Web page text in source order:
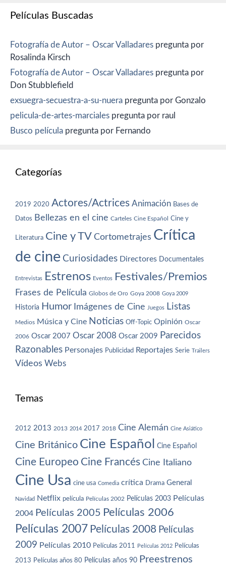
Películas Buscadas
Fotografía de Autor – Oscar Valladares pregunta por
Rosalinda Kirsch
Fotografía de Autor – Oscar Valladares pregunta por
Don Stubblefield
exsuegra-secuestra-a-su-nuera pregunta por Gonzalo
pelicula-de-artes-marciales pregunta por raul
Busco película pregunta por Fernando
Categorías
2019 2020 Actores/Actrices Animación Bases de
Datos Bellezas en el cine Carteles Cine Español Cine y
Literatura Cine y TV Cortometrajes Crítica
de cine Curiosidades Directores Documentales
Entrevistas Estrenos Eventos Festivales/Premios
Frases de Película Globos de Oro Goya 2008 Goya 2009
Historia Humor Imágenes de Cine Juegos Listas
Medios Música y Cine Noticias Off-Topic Opinión Oscar
2006 Oscar 2007 Oscar 2008 Oscar 2009 Parecidos
Razonables Personajes Publicidad Reportajes Serie Trailers
Vídeos Webs
Temas
2012 2013 2013 2014 2017 2018 Cine Alemán Cine Asiático
Cine Británico Cine Español Cine Español
Cine Europeo Cine Francés Cine Italiano
Cine Usa cine usa Comedia crítica Drama General
Navidad Netflix película Películas 2002 Películas 2003 Películas
2004 Películas 2005 Películas 2006
Películas 2007 Películas 2008 Películas
2009 Películas 2010 Películas 2011 Películas 2012 Películas
2013 Películas años 80 Películas años 90 Preestrenos